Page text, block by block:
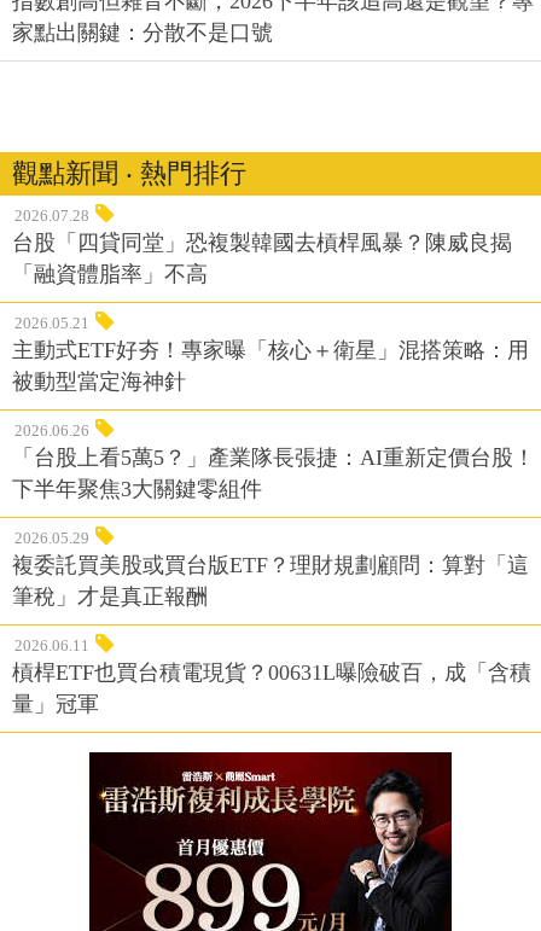
家點出關鍵：分散不是口號
觀點新聞 ‧ 熱門排行
2026.07.28
台股「四貸同堂」恐複製韓國去槓桿風暴？陳威良揭
「融資體脂率」不高
2026.05.21
主動式ETF好夯！專家曝「核心＋衛星」混搭策略：用
被動型當定海神針
2026.06.26
「台股上看5萬5？」產業隊長張捷：AI重新定價台股！
下半年聚焦3大關鍵零組件
2026.05.29
複委託買美股或買台版ETF？理財規劃顧問：算對「這
筆稅」才是真正報酬
2026.06.11
槓桿ETF也買台積電現貨？00631L曝險破百，成「含積
量」冠軍